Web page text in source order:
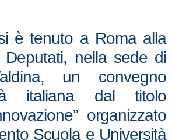
è tenuto a Roma alla
Deputati, nella sede di
un convegno
italiana dal titolo
organizzato
Scuola e Università